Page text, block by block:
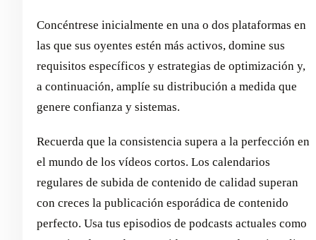
Concéntrese inicialmente en una o dos plataformas en
las que sus oyentes estén más activos, domine sus
requisitos específicos y estrategias de optimización y,
a continuación, amplíe su distribución a medida que
genere confianza y sistemas.
Recuerda que la consistencia supera a la perfección en
el mundo de los vídeos cortos. Los calendarios
regulares de subida de contenido de calidad superan
con creces la publicación esporádica de contenido
perfecto. Usa tus episodios de podcasts actuales como